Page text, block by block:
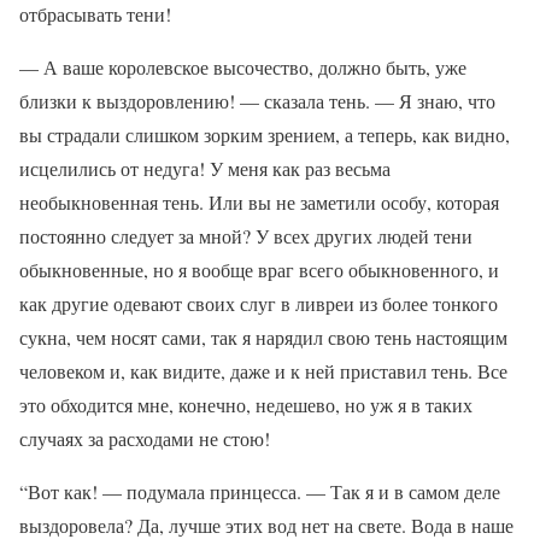
отбрасывать тени!
— А ваше королевское высочество, должно быть, уже
близки к выздоровлению! — сказала тень. — Я знаю, что
вы страдали слишком зорким зрением, а теперь, как видно,
исцелились от недуга! У меня как раз весьма
необыкновенная тень. Или вы не заметили особу, которая
постоянно следует за мной? У всех других людей тени
обыкновенные, но я вообще враг всего обыкновенного, и
как другие одевают своих слуг в ливреи из более тонкого
сукна, чем носят сами, так я нарядил свою тень настоящим
человеком и, как видите, даже и к ней приставил тень. Все
это обходится мне, конечно, недешево, но уж я в таких
случаях за расходами не стою!
“Вот как! — подумала принцесса. — Так я и в самом деле
выздоровела? Да, лучше этих вод нет на свете. Вода в наше